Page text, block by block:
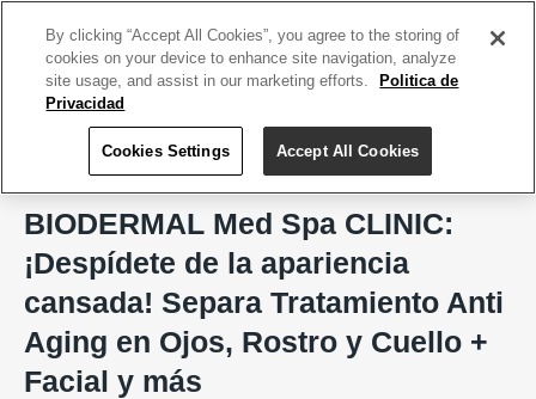
BIODERMAL Med Spa CLINIC, Aesthetic & Wellness Care
BIODERMAL Med Spa CLINIC:
¡Despídete de la apariencia
cansada! Separa Tratamiento Anti
Aging en Ojos, Rostro y Cuello +
Facial y más
By clicking “Accept All Cookies”, you agree to the storing of
cookies on your device to enhance site navigation, analyze
site usage, and assist in our marketing efforts.
Politica de
Privacidad
Cookies Settings Accept All Cookies